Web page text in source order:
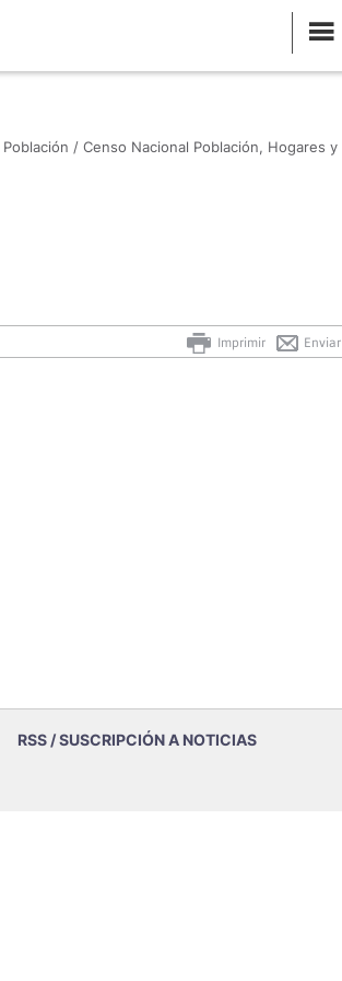
Población / Censo Nacional Población, Hogares y
Enviar
Imprimir
RSS / SUSCRIPCIÓN A NOTICIAS